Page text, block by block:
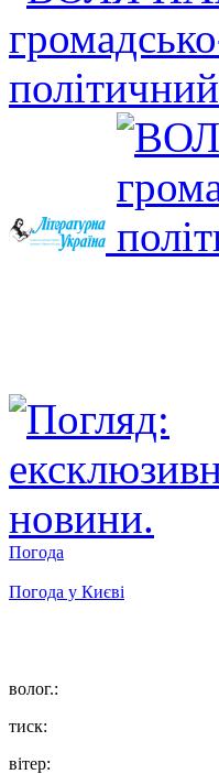
Погода
Погода у Києві
волог.:
тиск:
вітер: